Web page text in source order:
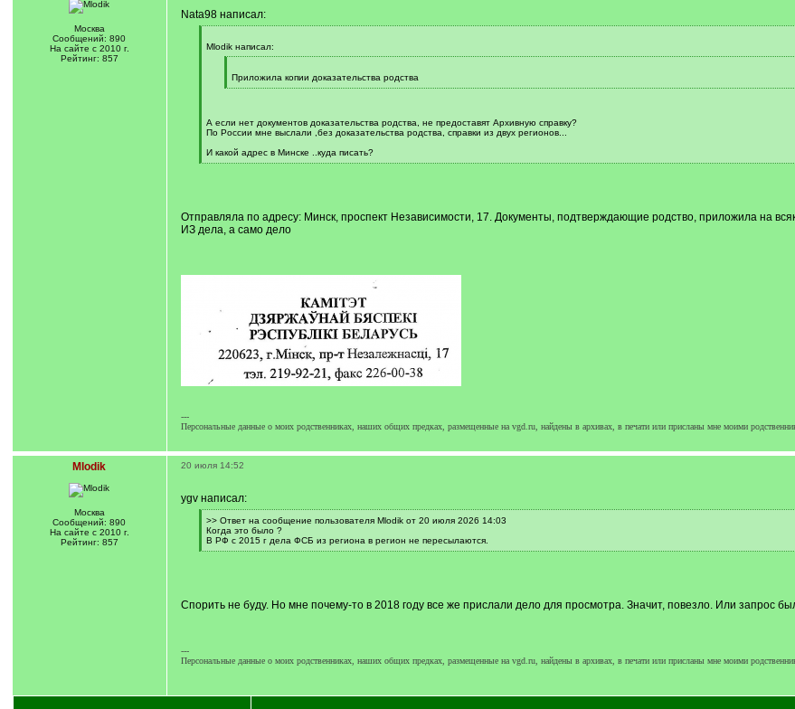
Москва
Сообщений: 890
На сайте с 2010 г.
Рейтинг: 857
Nata98 написал:
q
Mlodik написал:
q
]
Приложила копии доказательства родства
[
А если нет документов доказательства родства, не предоставят Архивную справку?
По России мне выслали ,без доказательства родства, справки из двух регионов...
И какой адрес в Минске ..куда писать?
[
Отправляла по адресу: Минск, проспект Независимости, 17. Документы, подтверждающие родство, приложила на
ИЗ дела, а само дело
---
Персональные данные о моих родственниках, наших общих предках, размещенные на vgd.ru, найдены в архивах, в печати или присланы мне моими
Mlodik
Москва
Сообщений: 890
На сайте с 2010 г.
Рейтинг: 857
20 июля 14:52
ygv написал:
[
q
]
>> Ответ на сообщение пользователя Mlodik от 20 июля 2026 14:03
Когда это было ?
В РФ с 2015 г дела ФСБ из региона в регион не пересылаются.
[
Спорить не буду. Но мне почему-то в 2018 году все же прислали дело для просмотра. Значит, повезло. Или запрос
---
Персональные данные о моих родственниках, наших общих предках, размещенные на vgd.ru, найдены в архивах, в печати или присланы мне моими